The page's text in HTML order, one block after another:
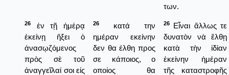
των.
26
ἐν τῇ ἡμέρᾳ
ἐκείνῃ ἥξει ὁ
ἀνασῳζόμενος
πρὸς σὲ τοῦ
ἀναγγεῖλαί σοι εἰς
26
κατά την
ημέραν εκείνην
δεν θα έλθη προς
σε κάποιος, ο
οποίος θα
26
Εἶναι ἄλλως τε
δυνατὸν νὰ ἔλθῃ
κατὰ τὴν ἰδίαν
ἐκείνην ἡμέραν
τῆς καταστροφῆς